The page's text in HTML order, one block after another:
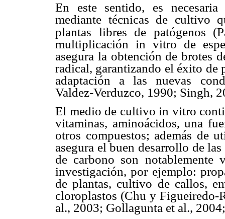
En este sentido, es
mediante técnicas de cultivo
plantas libres de patógenos
multiplicación in vitro de
asegura la obtención de brotes
radical, garantizando el éxito de
adaptación a las nuevas
Valdez-Verduzco, 1990; Singh,
El medio de cultivo in vitro
vitaminas, aminoácidos, una
otros compuestos; además de
asegura el buen desarrollo de
de carbono son notablemente
investigación, por ejemplo:
de plantas, cultivo de callos,
cloroplastos (Chu y Figueiredo-
al., 2003; Gollagunta et al.,